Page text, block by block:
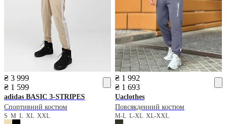
₴ 3 999
₴ 1 599
adidas BASIC 3-STRIPES
Спортивний костюм
S M L XL XXL
₴ 1 992
₴ 1 693
Uaclothes
Повсякденний костюм
M-LL-XLXL-XXL